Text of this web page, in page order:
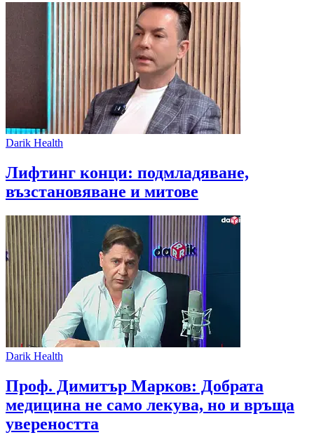
Darik Health
Лифтинг конци: подмладяване,
възстановяване и митове
Darik Health
Проф. Димитър Марков: Добрата
медицина не само лекува, но и връща
увереността